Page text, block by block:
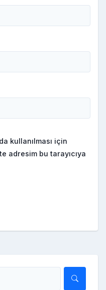
kullanılması için
adresim bu tarayıcıya